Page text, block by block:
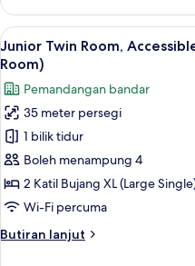
Room,
Non
Smoking
(Plus)
Lihat
semua
foto
untuk
Junior
Twin
Room,
Accessible,
Non
(Pure
6
Junior Twin Room,
Room)
Pemandangan bandar
35 meter persegi
1 bilik tidur
Boleh menampung 4
2 Katil Bujang XL (Large
Wi-Fi percuma
Butiran lanjut
Butiran